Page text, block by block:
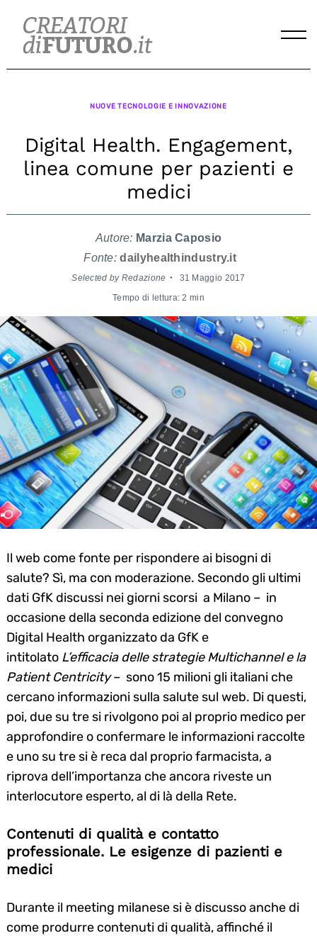
content
NUOVE TECNOLOGIE E INNOVAZIONE
Digital Health. Engagement,
linea comune per pazienti e
medici
Autore: Marzia Caposio
Fonte: dailyhealthindustry.it
Selected by Redazione 31 Maggio 2017
Tempo di lettura: 2 min
Il web come fonte per rispondere ai bisogni di
salute? Sì, ma con moderazione. Secondo gli ultimi
dati GfK discussi nei giorni scorsi a Milano – in
occasione della seconda edizione del convegno
Digital Health organizzato da GfK e
intitolato L’efficacia delle strategie Multichannel e la
Patient Centricity– sono 15 milioni gli italiani che
cercano informazioni sulla salute sul web. Di questi,
poi, due su tre si rivolgono poi al proprio medico per
approfondire o confermare le informazioni raccolte
e uno su tre si è reca dal proprio farmacista, a
riprova dell’importanza che ancora riveste un
interlocutore esperto, al di là della Rete.
Contenuti di qualità e contatto
professionale. Le esigenze di pazienti e
medici
Durante il meeting milanese si è discusso anche di
come produrre contenuti di qualità, affinché il